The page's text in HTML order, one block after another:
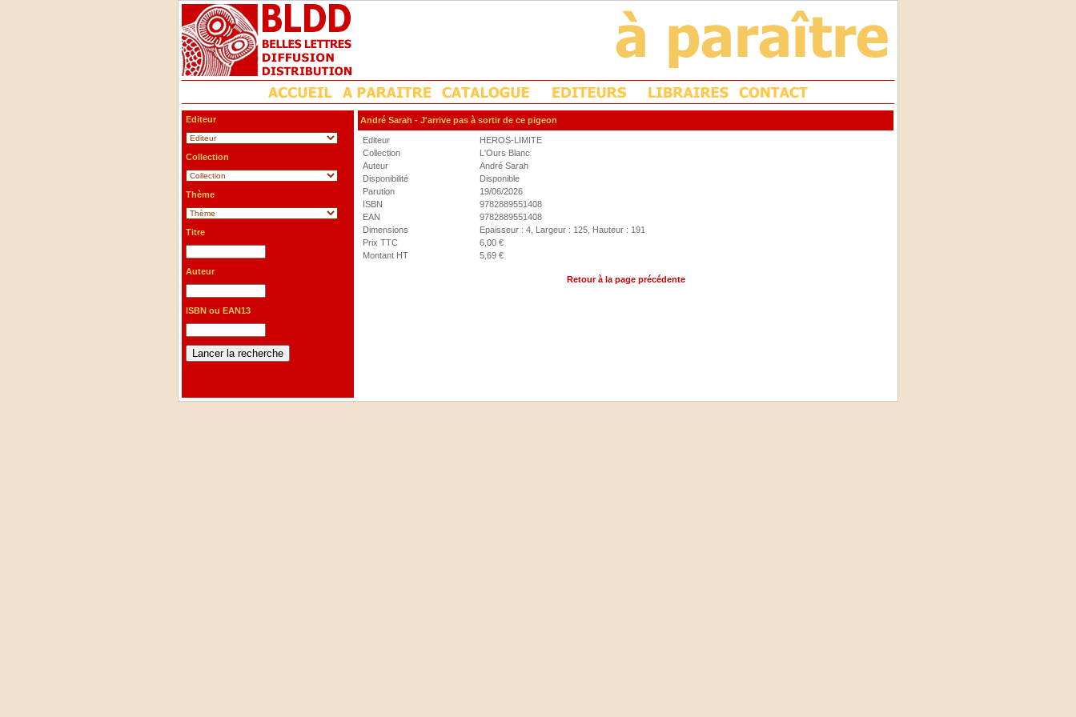
Editeur
Collection
Thème
Titre
Auteur
ISBN ou EAN13
André Sarah - J'arrive pas à sortir de ce pigeon
Editeur
HEROS-LIMITE
Collection
L'Ours Blanc
Auteur
André Sarah
Disponibilité
Disponible
Parution
19/06/2026
ISBN
9782889551408
EAN
9782889551408
Dimensions
Epaisseur : 4, Largeur : 125, Hauteur : 191
Prix TTC
6,00 €
Montant HT
5,69 €
Retour à la page précédente